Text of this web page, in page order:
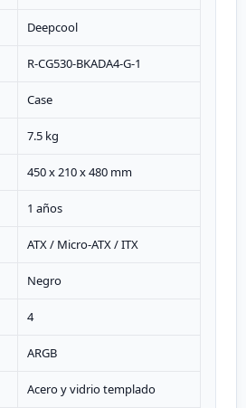
Deepcool
R-CG530-BKADA4-G-1
Case
7.5 kg
450 x 210 x 480 mm
1 años
ATX / Micro-ATX / ITX
Negro
4
ARGB
Acero y vidrio templado